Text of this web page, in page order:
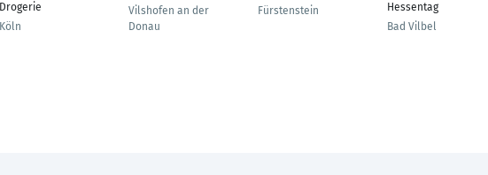
Drogerie
Köln
Vilshofen an der
Donau
Fürstenstein
Hessentag
Bad Vilbel